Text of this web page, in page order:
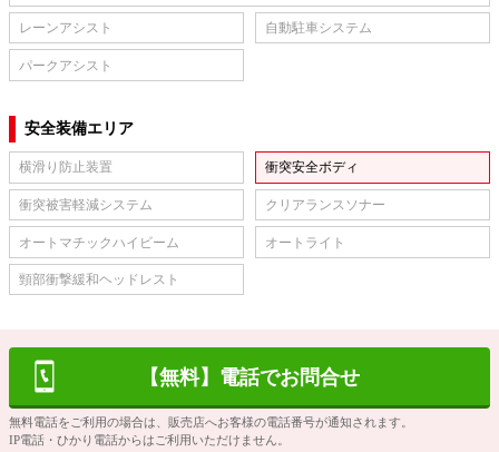
レーンアシスト 自動駐車システム
パークアシスト
安全装備エリア
横滑り防止装置 衝突安全ボディ
衝突被害軽減システム クリアランスソナー
オートマチックハイビーム オートライト
頸部衝撃緩和ヘッドレスト
【無料】電話でお問合せ
無料電話をご利用の場合は、販売店へお客様の電話番号が通知されます。
IP電話・ひかり電話からはご利用いただけません。